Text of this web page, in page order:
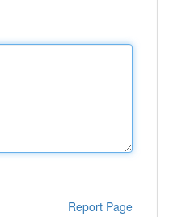
Report Page